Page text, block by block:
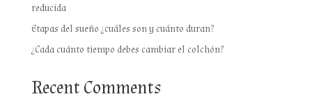
reducida
Etapas del sueño ¿cuáles son y cuánto duran?
¿Cada cuánto tiempo debes cambiar el colchón?
Recent Comments